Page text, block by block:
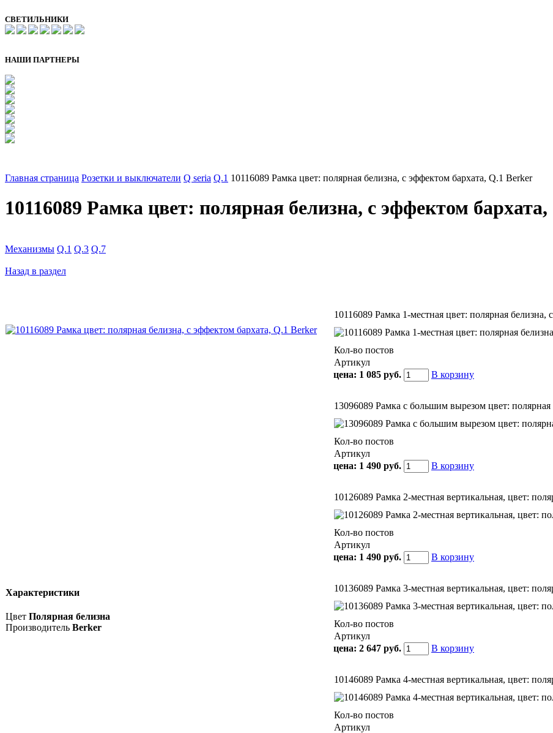
СВЕТИЛЬНИКИ
НАШИ ПАРТНЕРЫ
Главная страница Розетки и выключатели Q seria Q.1 10116089 Рамкa цвет: полярная белизна, с эффектом бархата, Q.1 Berker
10116089 Рамкa цвет: полярная белизна, с эффектом
Механизмы Q.1 Q.3 Q.7
Назад в раздел
10116089 Рамкa 1-местная цвет: полярная
Кол-во постов
Артикул
цена: 1 085 руб. В корзину
13096089 Рамка с большим вырезом цвет:
Кол-во постов
Артикул
цена: 1 490 руб. В корзину
10126089 Рамкa 2-местная вертикальная, цвет:
Кол-во постов
Артикул
цена: 1 490 руб. В корзину
10136089 Рамкa 3-местная вертикальная, цвет:
Кол-во постов
Артикул
цена: 2 647 руб. В корзину
10146089 Рамкa 4-местная вертикальная, цвет:
Кол-во постов
Артикул
Характеристики
Цвет Полярная белизна
Производитель Berker